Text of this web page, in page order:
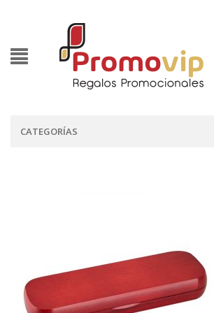
CATEGORÍAS